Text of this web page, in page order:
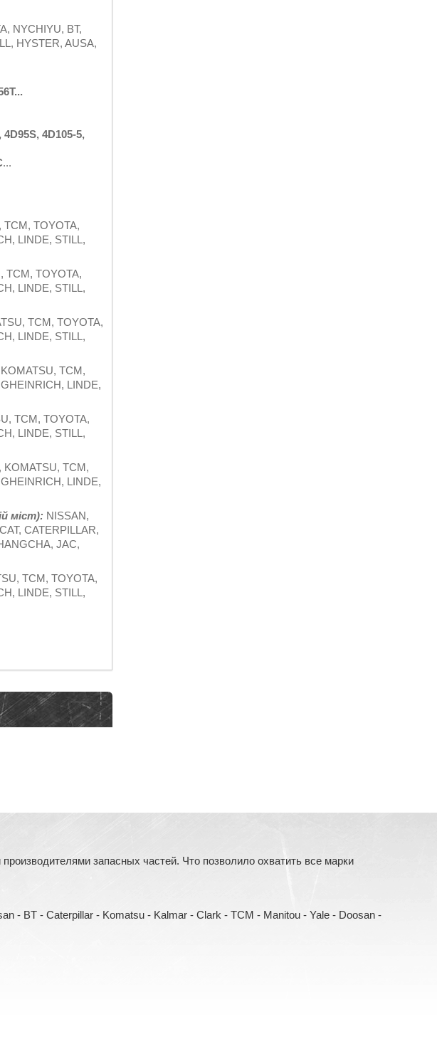
NYCHIYU, BT,
HYSTER, AUSA,
4D95S, 4D105-5,
...
TCM, TOYOTA,
LINDE, STILL,
TCM, TOYOTA,
LINDE, STILL,
TCM, TOYOTA,
LINDE, STILL,
TCM,
LINDE,
TCM, TOYOTA,
LINDE, STILL,
KOMATSU, TCM,
LINDE,
міст): NISSAN,
CATERPILLAR,
JAC,
TCM, TOYOTA,
LINDE, STILL,
запасных частей. Что позволило охватить все марки
- BT - Caterpillar - Komatsu - Kalmar - Clark - TCM - Manitou - Yale - Doosan -